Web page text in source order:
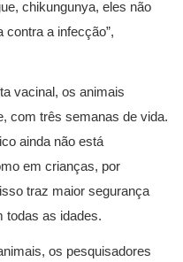
chikungunya, eles não
a infecção”,
vacinal, os animais
com três semanas de vida.
ainda não está
em crianças, por
traz maior segurança
todas as idades.
os pesquisadores